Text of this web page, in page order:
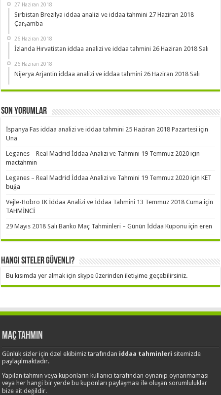
27 Haziran 2018
Sırbistan Brezilya iddaa analizi ve iddaa tahmini 27 Haziran 2018
Çarşamba
26 Haziran 2018
İzlanda Hırvatistan iddaa analizi ve iddaa tahmini 26 Haziran 2018 Salı
26 Haziran 2018
Nijerya Arjantin iddaa analizi ve iddaa tahmini 26 Haziran 2018 Salı
Son Yorumlar
İspanya Fas iddaa analizi ve iddaa tahmini 25 Haziran 2018 Pazartesi için
Una
Leganes – Real Madrid İddaa Analizi ve Tahmini 19 Temmuz 2020 için
mactahmin
Leganes – Real Madrid İddaa Analizi ve Tahmini 19 Temmuz 2020 içinKET
buğa
Vejle-Hobro IK İddaa Analizi ve İddaa Tahmini 13 Temmuz 2018 Cuma için
TAHMİNCİ
29 Mayıs 2018 Salı Banko Maç Tahminleri – Günün İddaa Kuponu içineren
Hangi Siteler Güvenli?
Bu kısımda yer almak için skype üzerinden iletişime geçebilirsiniz.
Maç Tahmin
Günlük sizler için özel ekibimiz tarafından iddaa tahminleri sitemizde
paylaşılmaktadır.
Yapılan tahmin veya kuponların kullanıcı tarafından oynanıp oynanmaması
veya her hangi bir yerde bu kuponları paylaşması ile oluşan sorumluluklar
bize ait değildir.